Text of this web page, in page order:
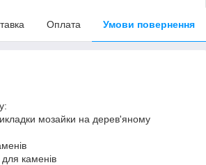
Оплата Умови повернення
мозайки на дерев'яному
каменів